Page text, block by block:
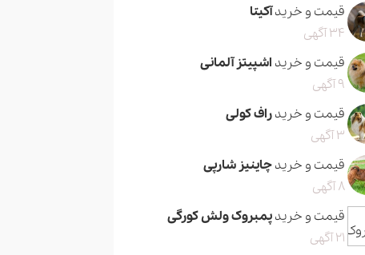
قیمت و خریدآکیتا
34 آگهی
قیمت و خرید اشپیتز آلمانی
9 آگهی
قیمت و خریدراف کولی
3 آگهی
قیمت و خریدچاینیز شارپی
8 آگهی
قیمت و خریدپمبروک ولش کورگی
21 آگهی